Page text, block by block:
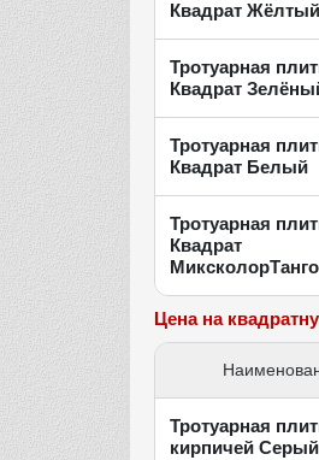
Квадрат Жёлтый
Тротуарная
Квадрат
Тротуарная
Квадрат Белый
Тротуарная
Квадрат
МиксколорТанго
Цена на
Тротуарная
кирпичей Серый